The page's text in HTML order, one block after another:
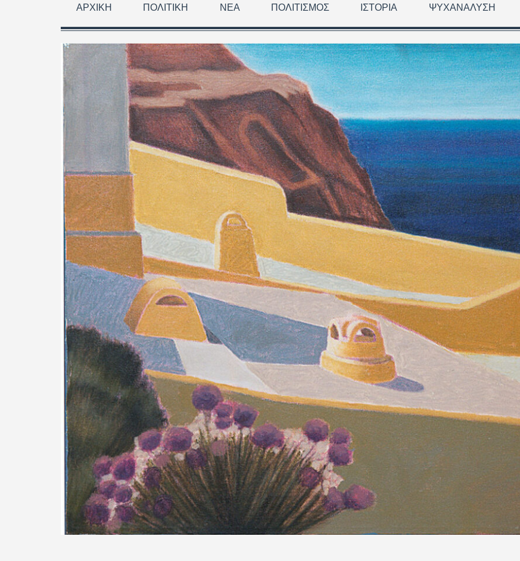
ΑΡΧΙΚΉ ΠΟΛΙΤΙΚΉ ΝΈΑ ΠΟΛΙΤΙΣΜΌΣ ΙΣΤΟΡΊΑ ΨΥΧΑΝΆΛΥΣΗ